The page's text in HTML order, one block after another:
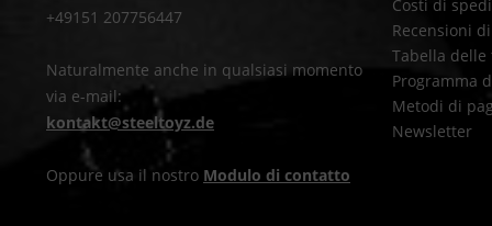
+49151 207756447
Naturalmente anche in qualsiasi momento
via e-mail:
kontakt@steeltoyz.de
Oppure usa il nostro Modulo di contatto
Costi di
Recensioni
Tabella
Programma
Metodi di
Newsletter